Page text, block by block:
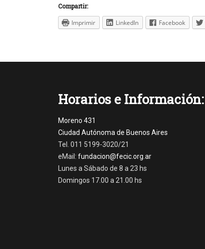
Compartir:
Imprimir LinkedIn Facebook
o
c
i
Tags
1
d
m
Horarios e Información:
Moreno 431
Ciudad Autónoma de Buenos Aires
Tel. 011 5199-3020/21
eMail: fundacion@fecic.org.ar
Lunes a Sábado de 8 a 23 hs
Domingos 17.00 a 21.00 hs